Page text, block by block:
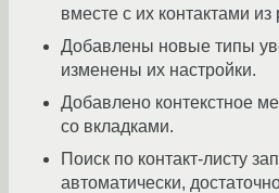
вместе с их контактами из
Добавлены новые типы
изменены их настройки.
Добавлено контекстное
со вкладками.
Поиск по контакт-листу
автоматически,